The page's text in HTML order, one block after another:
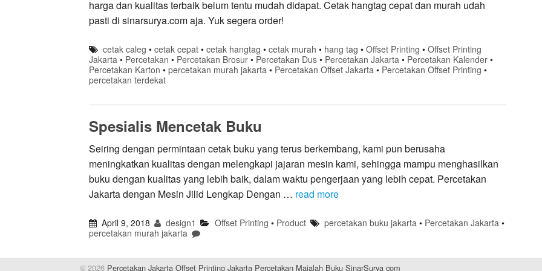
harga dan kualitas terbaik belum tentu mudah didapat. Cetak hangtag cepat dan murah udah
pasti di sinarsurya.com aja. Yuk segera order!
cetak caleg •cetak cepat •cetak hangtag •cetak murah • hang tag •Offset Printing •Offset Printing
Jakarta • Percetakan • Percetakan Brosur • Percetakan Dus • Percetakan Jakarta • Percetakan Kalender •
Percetakan Karton • percetakan murah jakarta • Percetakan Offset Jakarta • Percetakan Offset Printing •
percetakan terdekat
Spesialis Mencetak Buku
Seiring dengan permintaan cetak buku yang terus berkembang, kami pun berusaha
meningkatkan kualitas dengan melengkapi jajaran mesin kami, sehingga mampu menghasilkan
buku dengan kualitas yang lebih baik, dalam waktu pengerjaan yang lebih cepat. Percetakan
Jakarta dengan Mesin Jilid Lengkap Dengan … read more
April 9, 2018 design1 Offset Printing • Product percetakan buku jakarta• Percetakan Jakarta•
percetakan murah jakarta
© 2026 Percetakan Jakarta Offset Printing Jakarta Percetakan Majalah Buku SinarSurya com